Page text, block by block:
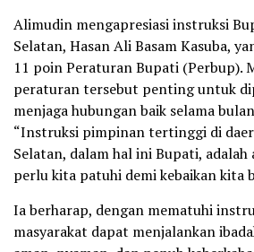
Alimudin mengapresiasi instruksi
Selatan, Hasan Ali Basam Kasuba,
11 poin Peraturan Bupati (Perbup).
peraturan tersebut penting untuk
menjaga hubungan baik selama
“Instruksi pimpinan tertinggi di
Selatan, dalam hal ini Bupati,
perlu kita patuhi demi kebaikan kita
Ia berharap, dengan mematuhi
masyarakat dapat menjalankan